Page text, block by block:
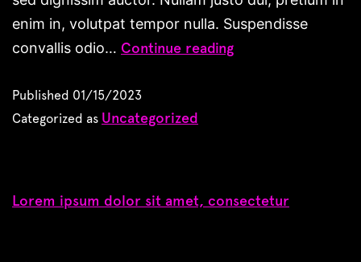
enim in, volutpat tempor nulla. Suspendisse
convallis odio… Continue reading
Published 01/15/2023
Categorized as Uncategorized
Lorem ipsum dolor sit amet, consectetur